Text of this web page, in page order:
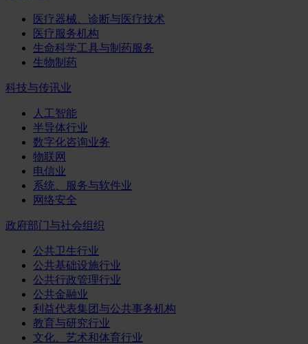
医疗器械、诊断与医疗技术
医疗服务机构
生命科学工具与制药服务
生物制药
科技与传讯业
人工智能
半导体行业
数字化咨询业务
物联网
电信业
系统、服务与软件业
网络安全
政府部门与社会组织
公共卫生行业
公共基础设施行业
公共行政管理行业
公共金融业
利益代表集团与公共事务机构
教育与研究行业
文化、艺术和体育行业